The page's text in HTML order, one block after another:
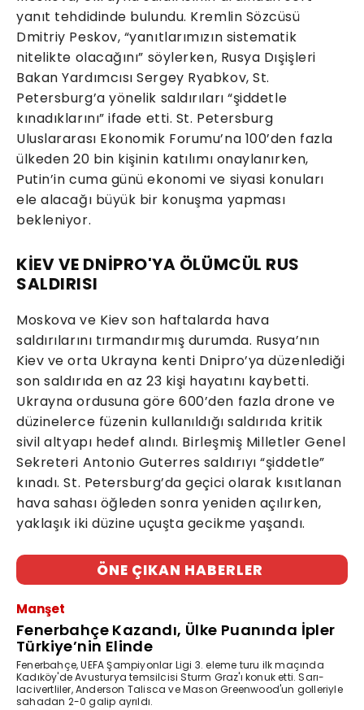
yanıt tehdidinde bulundu. Kremlin Sözcüsü
Dmitriy Peskov, “yanıtlarımızın sistematik
nitelikte olacağını” söylerken, Rusya Dışişleri
Bakan Yardımcısı Sergey Ryabkov, St.
Petersburg’a yönelik saldırıları “şiddetle
kınadıklarını” ifade etti. St. Petersburg
Uluslararası Ekonomik Forumu’na 100’den fazla
ülkeden 20 bin kişinin katılımı onaylanırken,
Putin’in cuma günü ekonomi ve siyasi konuları
ele alacağı büyük bir konuşma yapması
bekleniyor.
KİEV VE DNİPRO'YA ÖLÜMCÜL RUS
SALDIRISI
Moskova ve Kiev son haftalarda hava
saldırılarını tırmandırmış durumda. Rusya’nın
Kiev ve orta Ukrayna kenti Dnipro’ya düzenlediği
son saldırıda en az 23 kişi hayatını kaybetti.
Ukrayna ordusuna göre 600’den fazla drone ve
düzinelerce füzenin kullanıldığı saldırıda kritik
sivil altyapı hedef alındı. Birleşmiş Milletler Genel
Sekreteri Antonio Guterres saldırıyı “şiddetle”
kınadı. St. Petersburg’da geçici olarak kısıtlanan
hava sahası öğleden sonra yeniden açılırken,
yaklaşık iki düzine uçuşta gecikme yaşandı.
ÖNE ÇIKAN HABERLER
Manşet
Fenerbahçe Kazandı, Ülke Puanında İpler
Türkiye’nin Elinde
Fenerbahçe, UEFA Şampiyonlar Ligi 3. eleme turu ilk maçında
Kadıköy'de Avusturya temsilcisi Sturm Graz'ı konuk etti. Sarı-
lacivertliler, Anderson Talisca ve Mason Greenwood'un golleriyle
sahadan 2-0 galip ayrıldı.